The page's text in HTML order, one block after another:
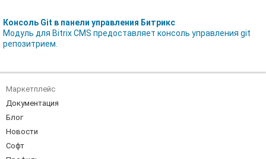
Консоль Git в панели управления Битрикс
Модуль для Bitrix CMS предоставляет консоль управления git
репозитрием.
Маркетплейс
Документация
Блог
Новости
Софт